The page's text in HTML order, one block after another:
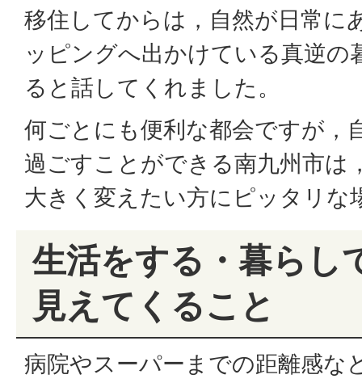
移住してからは，自然が日常に
ッピングへ出かけている真逆の
ると話してくれました。
何ごとにも便利な都会ですが，
過ごすことができる南九州市は
大きく変えたい方にピッタリな
生活をする・暮らし
見えてくること
病院やスーパーまでの距離感な